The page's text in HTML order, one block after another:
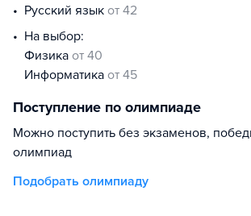
русский язык от 42
На выбор:
физика от 40
информатика от 45
Поступление по олимпиаде
Можно поступить без экзаменов,
олимпиад
Подобрать олимпиаду